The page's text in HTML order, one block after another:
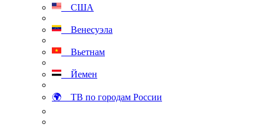
США
Венесуэла
Вьетнам
Йемен
🌍 ТВ по городам России